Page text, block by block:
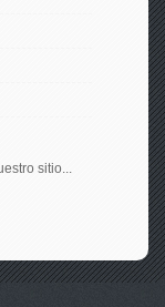
sitio...